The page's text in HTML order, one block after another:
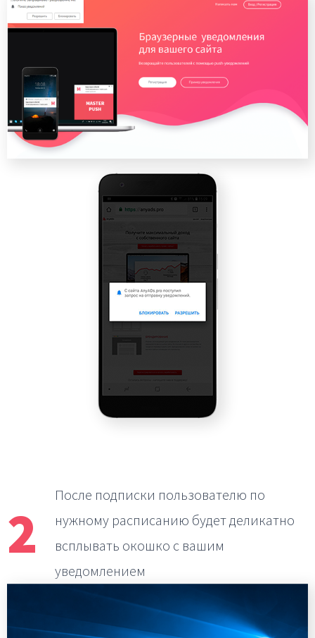
2
После подписки пользователю по
нужному расписанию будет деликатно
всплывать окошко с вашим
уведомлением